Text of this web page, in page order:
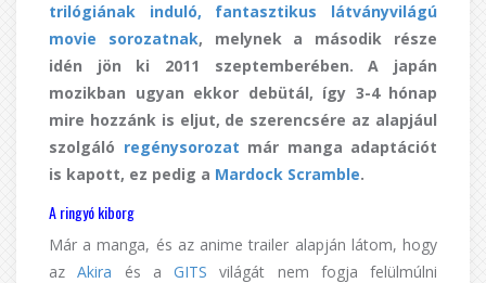
trilógiának induló, fantasztikus látványvilágú
movie sorozatnak, melynek a második része
idén jön ki 2011 szeptemberében. A japán
mozikban ugyan ekkor debütál, így 3-4 hónap
mire hozzánk is eljut, de szerencsére az alapjául
szolgáló regénysorozat már manga adaptációt
is kapott, ez pedig a Mardock Scramble.
A ringyó kiborg
Már a manga, és az anime trailer alapján látom, hogy
azAkira és a GITS világát nem fogja felülmúlni